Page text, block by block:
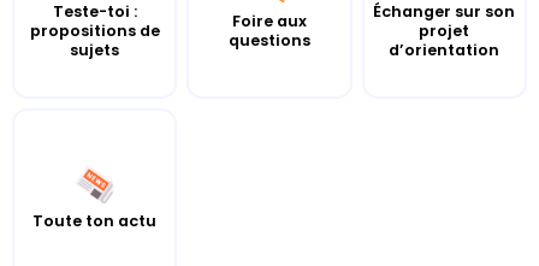
Teste-toi :
propositions de
sujets
Foire aux
questions
Échanger sur son
projet
d’orientation
Toute ton actu